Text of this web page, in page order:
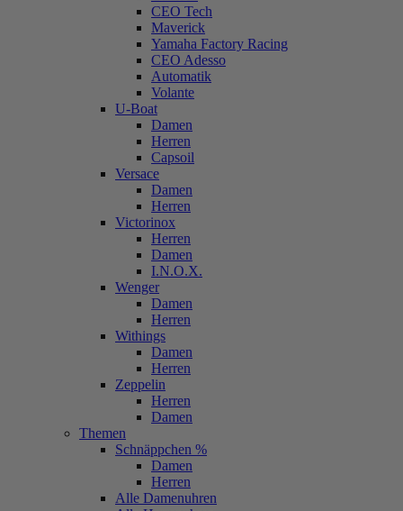
CEO Tech
Maverick
Yamaha Factory Racing
CEO Adesso
Automatik
Volante
U-Boat
Damen
Herren
Capsoil
Versace
Damen
Herren
Victorinox
Herren
Damen
I.N.O.X.
Wenger
Damen
Herren
Withings
Damen
Herren
Zeppelin
Herren
Damen
Themen
Schnäppchen %
Damen
Herren
Alle Damenuhren